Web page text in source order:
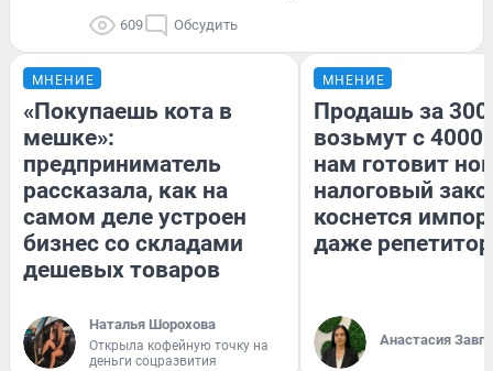
609 Обсудить
МНЕНИЕ
«Покупаешь кота в
мешке»:
предприниматель
рассказала, как на
самом деле устроен
бизнес со складами
дешевых товаров
Наталья Шорохова
Открыла кофейную точку на
деньги соцразвития
МНЕНИЕ
Продашь за
возьмут с
нам готовит
налоговый
коснется
даже
Анастасия